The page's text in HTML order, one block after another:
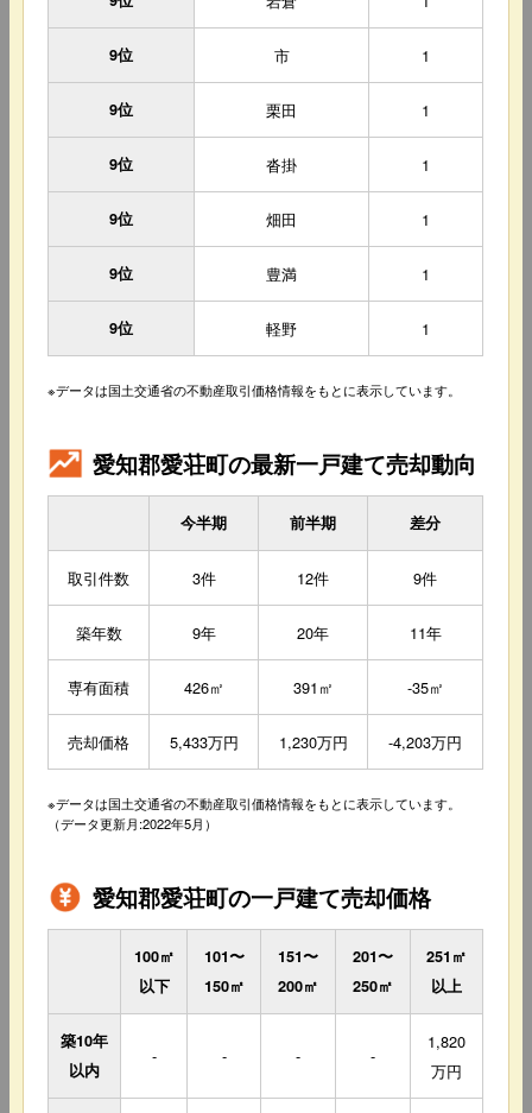
9位 市 1
9位 栗田 1
9位 沓掛 1
9位 畑田 1
9位 豊満 1
9位 軽野 1
※データは国土交通省の不動産取引価格情報をもとに表示しています。
愛知郡愛荘町の最新一戸建て売却動向
今半期 前半期 差分
取引件数 3件 12件 9件
築年数 9年 20年 11年
専有面積 426㎡ 391㎡ -35㎡
売却価格 5,433万円 1,230万円 -4,203万円
※データは国土交通省の不動産取引価格情報をもとに表示しています。
（データ更新月:2022年5月）
愛知郡愛荘町の一戸建て売却価格
100㎡
以下
101〜
150㎡
151〜
200㎡
201〜
250㎡
251㎡
以上
築10年
以内
- - - -
1,820
万円